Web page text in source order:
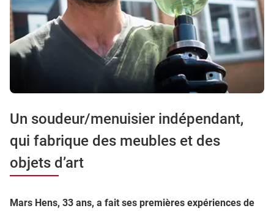
Un soudeur/menuisier indépendant,
qui fabrique des meubles et des
objets d’art
Mars Hens, 33 ans, a fait ses premières expériences de